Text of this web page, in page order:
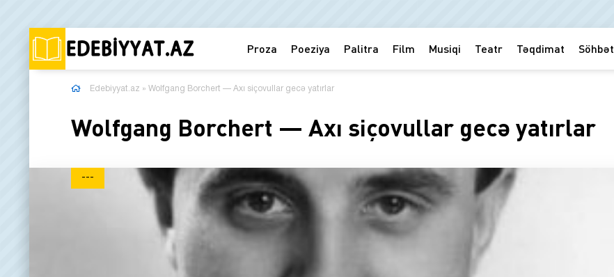
Proza Poeziya Palitra Film Musiqi Teatr Təqdimat Söhbət
Edebiyyat.az » Wolfgang Borchert — Axı siçovullar gecə yatırlar
Wolfgang Borchert — Axı siçovullar gecə yatırlar
---